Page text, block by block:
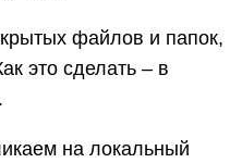
файлов и папок,
это сделать – в
на локальный